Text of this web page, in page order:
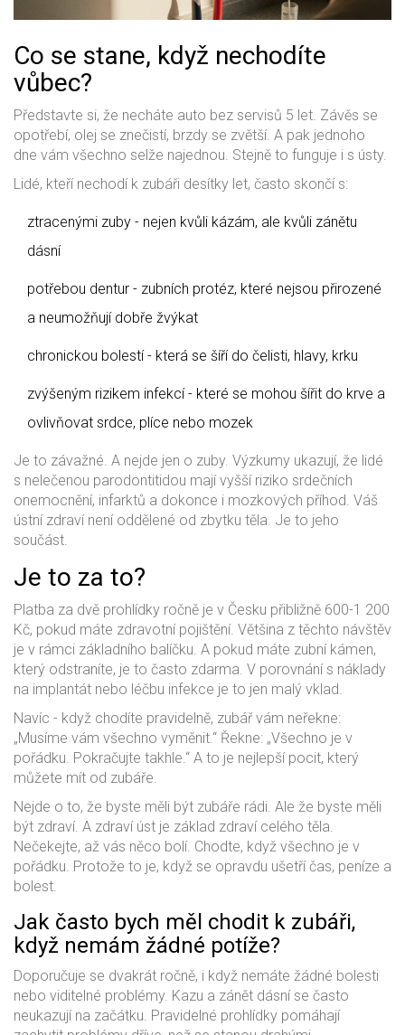
Co se stane, když nechodíte
vůbec?
Představte si, že necháte auto bez servisů 5 let. Závěs se
opotřebí, olej se znečistí, brzdy se zvětší. A pak jednoho
dne vám všechno selže najednou. Stejně to funguje i s ústy.
Lidé, kteří nechodí k zubáři desítky let, často skončí s:
ztracenými zuby - nejen kvůli kázám, ale kvůli zánětu
dásní
potřebou dentur - zubních protéz, které nejsou přirozené
a neumožňují dobře žvýkat
chronickou bolestí - která se šíří do čelisti, hlavy, krku
zvýšeným rizikem infekcí - které se mohou šířit do krve a
ovlivňovat srdce, plíce nebo mozek
Je to závažné. A nejde jen o zuby. Výzkumy ukazují, že lidé
s nelečenou parodontitidou mají vyšší riziko srdečních
onemocnění, infarktů a dokonce i mozkových příhod. Váš
ústní zdraví není oddělené od zbytku těla. Je to jeho
součást.
Je to za to?
Platba za dvě prohlídky ročně je v Česku přibližně 600-1 200
Kč, pokud máte zdravotní pojištění. Většina z těchto návštěv
je v rámci základního balíčku. A pokud máte zubní kámen,
který odstraníte, je to často zdarma. V porovnání s náklady
na implantát nebo léčbu infekce je to jen malý vklad.
Navíc - když chodíte pravidelně, zubář vám neřekne:
„Musíme vám všechno vyměnit.“ Řekne: „Všechno je v
pořádku. Pokračujte takhle.“ A to je nejlepší pocit, který
můžete mít od zubáře.
Nejde o to, že byste měli být zubáře rádi. Ale že byste měli
být zdraví. A zdraví úst je základ zdraví celého těla.
Nečekejte, až vás něco bolí. Chodte, když všechno je v
pořádku. Protože to je, když se opravdu ušetří čas, peníze a
bolest.
Jak často bych měl chodit k zubáři,
když nemám žádné potíže?
Doporučuje se dvakrát ročně, i když nemáte žádné bolesti
nebo viditelné problémy. Kazu a zánět dásní se často
neukazují na začátku. Pravidelné prohlídky pomáhají